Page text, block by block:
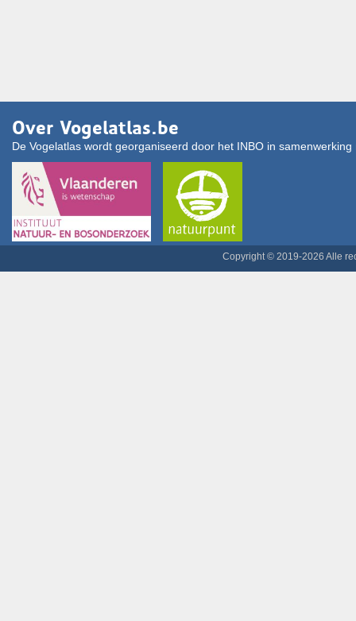
Over Vogelatlas.be
De Vogelatlas wordt georganiseerd door het INBO in
Copyright © 2019-2026 Alle